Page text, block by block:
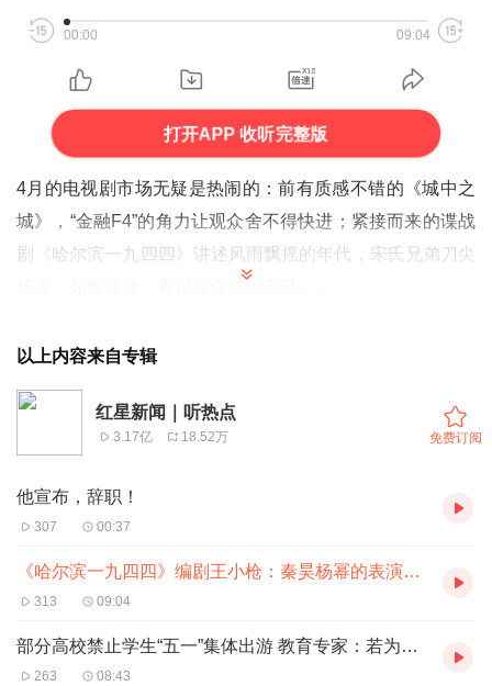
00:00 09:04
打开APP 收听完整版
4月的电视剧市场无疑是热闹的：前有质感不错的《城中之
城》，“金融F4”的角力让观众舍不得快进；紧接而来的谍战
剧《哈尔滨一九四四》讲述风雨飘摇的年代，宋氏兄弟刀尖
桑》等口碑剧的导演张黎的首部谍战剧，编剧王小枪擅长悬
疑、谍战题材，善于从各种矛盾冲突中深度挖掘人性，有
《对手》《面具》等代表作。
这两人能擦出什么样的火花？
在接受红星新闻记者专访时，王小枪称张黎导演是“氛围大
师”，对细节的把控格外严苛，两位主演的表演也可圈可
来说，肯定都是没有想到的。”
作为国内中生代编剧中的佼佼者，王小枪擅长不同题材的剧
集，既写出了《对手》《面具》等高口碑谍战剧，也有拿下
以上内容来自专辑
红星新闻｜听热点
3.17亿 18.52万 免费订阅
他宣布，辞职！
307 00:37
《哈尔滨一九四四》编剧王小枪：秦昊杨幂的表演，是写剧本时没想到的
313 09:04
部分高校禁止学生“五一”集体出游 教育专家：若为逃避担责一味禁止不可取
263 08:43